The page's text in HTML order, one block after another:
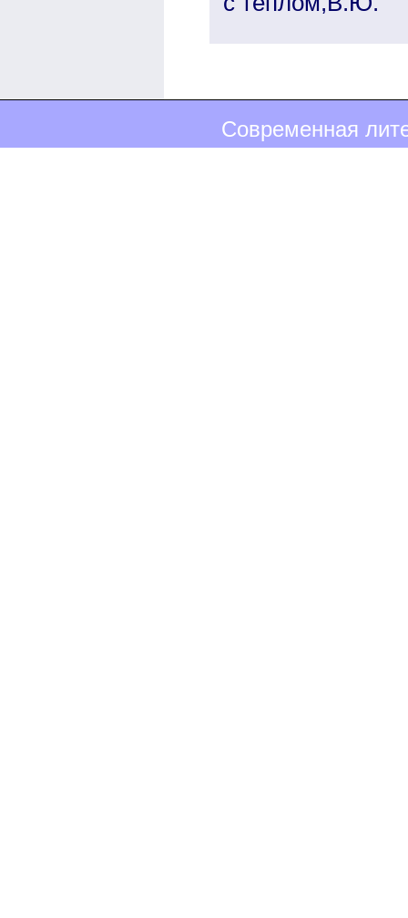
Современная